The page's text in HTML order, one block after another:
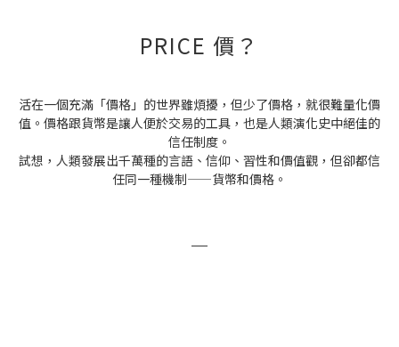
PRICE 價？
活在一個充滿「價格」的世界雖煩擾，但少了價格，就很難量化價
值。價格跟貨幣是讓人便於交易的工具，也是人類演化史中絕佳的
信任制度。
試想，人類發展出千萬種的言語、信仰、習性和價值觀，但卻都信
任同一種機制——貨幣和價格。